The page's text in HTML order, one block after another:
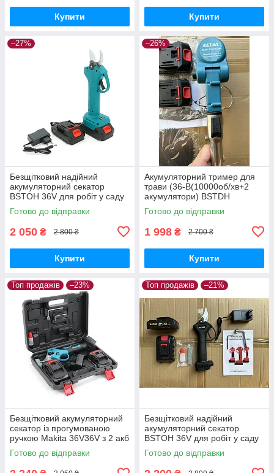
Купити Купити
–27%
Безщітковий надійний
акумуляторний секатор
BSTOH 36V для робіт у саду
з 2 акб 2 Ah у кейсі
Готово до відправки
2 050 ₴ 2 800 ₴
Купити
–26%
Акумуляторний тример для
трави (36-В(10000об/хв+2
акумулятори) BSTDH
Садовий тример для газону
Готово до відправки
1 998 ₴ 2 700 ₴
Купити
Топ продажів –23%
Безщітковий акумуляторний
секатор із прогумованою
ручкою Makita 36V36V з 2 акб
2 Ah у кейсі
Готово до відправки
Топ продажів –21%
Безщітковий надійний
акумуляторний секатор
BSTOH 36V для робіт у саду
з 2 акб 2 Ah у кейсі
Готово до відправки